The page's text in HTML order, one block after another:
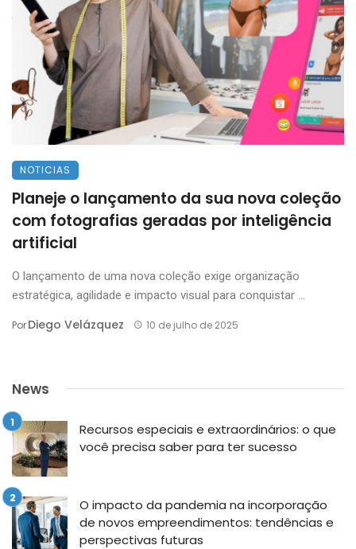
NOTICIAS
Planeje o lançamento da sua nova coleção
com fotografias geradas por inteligência
artificial
O lançamento de uma nova coleção exige organização
estratégica, agilidade e impacto visual para conquistar ...
PorDiego Velázquez 10 de julho de 2025
News
Recursos especiais e extraordinários: o que
você precisa saber para ter sucesso
O impacto da pandemia na incorporação
de novos empreendimentos: tendências e
perspectivas futuras